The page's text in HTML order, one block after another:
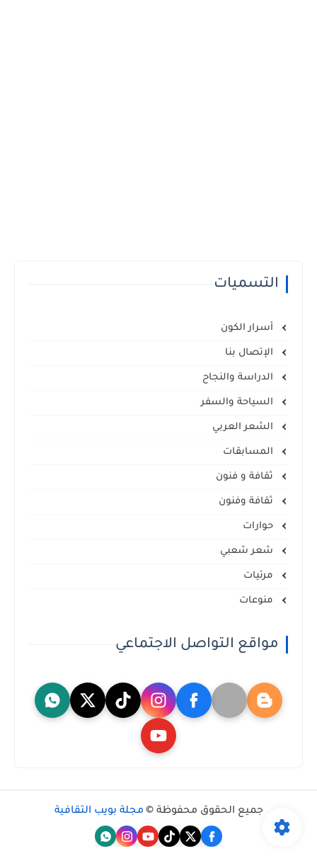
التسميات
أسرار الكون
الإتصال بنا
الدراسة والنجاح
السياحة والسفر
الشعر العربي
المسابقات
ثقافة و فنون
ثقافة وفنون
حوارات
شعر شعبي
مرئيات
منوعات
مواقع التواصل الاجتماعي
جميع الحقوق محفوظة © مجلة بويب الثقافية